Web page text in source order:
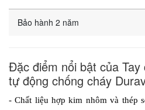
Bảo hành 2 năm
Đặc điểm nổi bật của
tự động chống cháy
- Chất liệu hợp kim nhôm và thép